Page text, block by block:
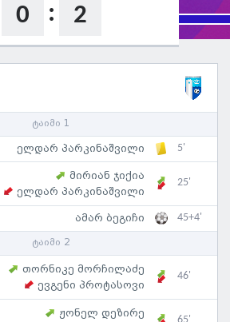
0 : 2
ტაიმი 1
ელდარ პარკინაშვილი 5'
მირიან ჯიქია
ელდარ პარკინაშვილი
25'
ამარ ბეგიჩი 45+4'
ტაიმი 2
თორნიკე მორჩილაძე
ევგენი პროტასოვი
46'
ჟონელ დეზირე